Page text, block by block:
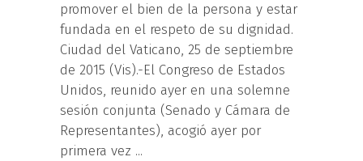
promover el bien de la persona y estar
fundada en el respeto de su dignidad.
Ciudad del Vaticano, 25 de septiembre
de 2015 (Vis).-El Congreso de Estados
Unidos, reunido ayer en una solemne
sesión conjunta (Senado y Cámara de
Representantes), acogió ayer por
primera vez